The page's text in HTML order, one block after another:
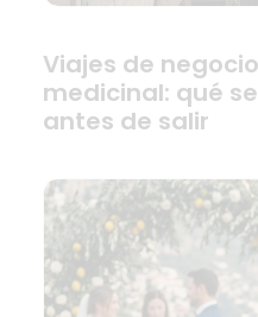
Viajes de
medicinal: qué
antes de salir